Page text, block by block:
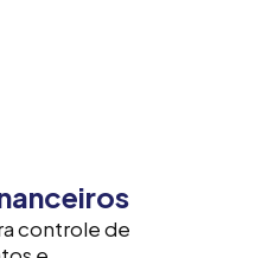
controle de